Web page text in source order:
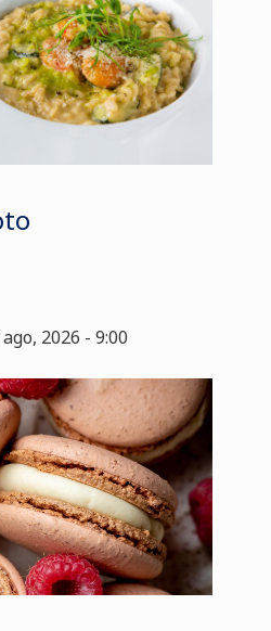
2026 - 9:00